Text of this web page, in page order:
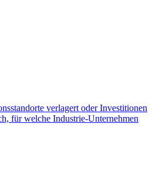
verlagert oder Investitionen
für welche Industrie-Unternehmen